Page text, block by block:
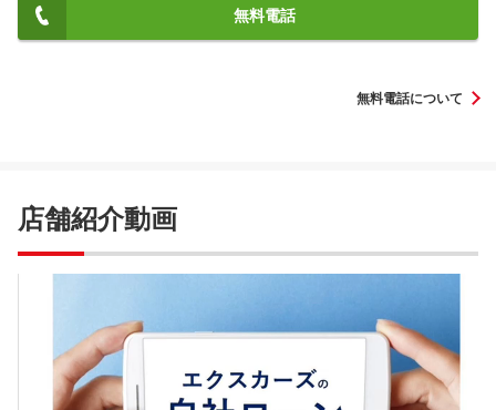
無料電話
無料電話について
店舗紹介動画